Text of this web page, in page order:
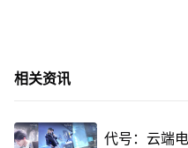
相关资讯
代号：云端